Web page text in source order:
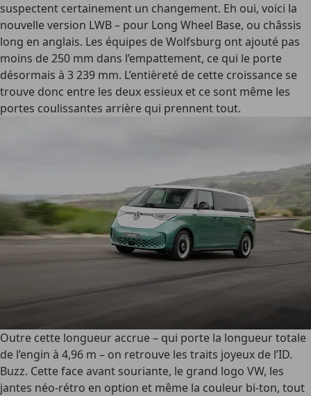
suspectent certainement un changement. Eh oui, voici la
nouvelle version LWB – pour Long Wheel Base, ou châssis
long en anglais. Les équipes de Wolfsburg ont ajouté pas
moins de 250 mm dans l’empattement, ce qui le porte
désormais à 3 239 mm. L’entièreté de cette croissance se
trouve donc entre les deux essieux et ce sont même les
portes coulissantes arrière qui prennent tout.
Outre cette longueur accrue – qui porte la longueur totale
de l’engin à 4,96 m – on retrouve les traits joyeux de l’ID.
Buzz. Cette face avant souriante, le grand logo VW, les
jantes néo-rétro en option et même la couleur bi-ton, tout